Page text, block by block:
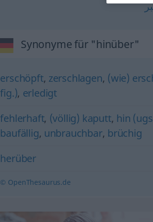
Synonyme für "hinüber"
erschöpft, zerschlagen, (wie)
fig.), erledigt
fehlerhaft, (völlig) kaputt, hin
baufällig, unbrauchbar, brüchig
herüber
© OpenThesaurus.de